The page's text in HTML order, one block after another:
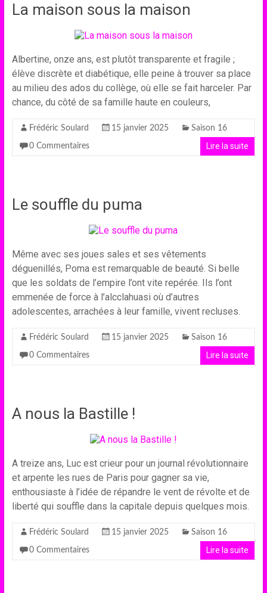
La maison sous la maison
Albertine, onze ans, est plutôt transparente et fragile ;
élève discrète et diabétique, elle peine à trouver sa place
au milieu des ados du collège, où elle se fait harceler. Par
chance, du côté de sa famille haute en couleurs,
Frédéric Soulard 15 janvier 2025 Saison 16
0 Commentaires Lire la suite
Le souffle du puma
Même avec ses joues sales et ses vêtements
déguenillés, Poma est remarquable de beauté. Si belle
que les soldats de l’empire l’ont vite repérée. Ils l’ont
emmenée de force à l’alcclahuasi où d’autres
adolescentes, arrachées à leur famille, vivent recluses.
Frédéric Soulard 15 janvier 2025 Saison 16
0 Commentaires Lire la suite
A nous la Bastille !
A treize ans, Luc est crieur pour un journal révolutionnaire
et arpente les rues de Paris pour gagner sa vie,
enthousiaste à l’idée de répandre le vent de révolte et de
liberté qui souffle dans la capitale depuis quelques mois.
Frédéric Soulard 15 janvier 2025 Saison 16
0 Commentaires Lire la suite